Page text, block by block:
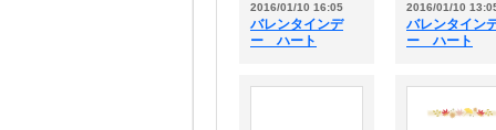
2016/01/10 16:05
バレンタインデ
ー ハート
2016/01/10
バレンタイン
ー ハート